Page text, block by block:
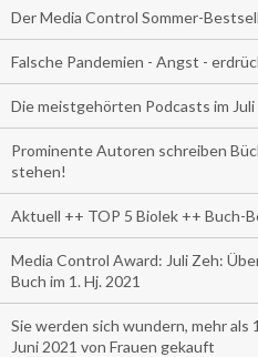
Der Media Control Sommer-
Falsche Pandemien - Angst -
Die meistgehörten Podcasts im Juli
Prominente Autoren schreiben
stehen!
Aktuell ++ TOP 5 Biolek ++ Buch-
Media Control Award: Juli Zeh:
Buch im 1. Hj. 2021
Sie werden sich wundern, mehr als
Juni 2021 von Frauen gekauft